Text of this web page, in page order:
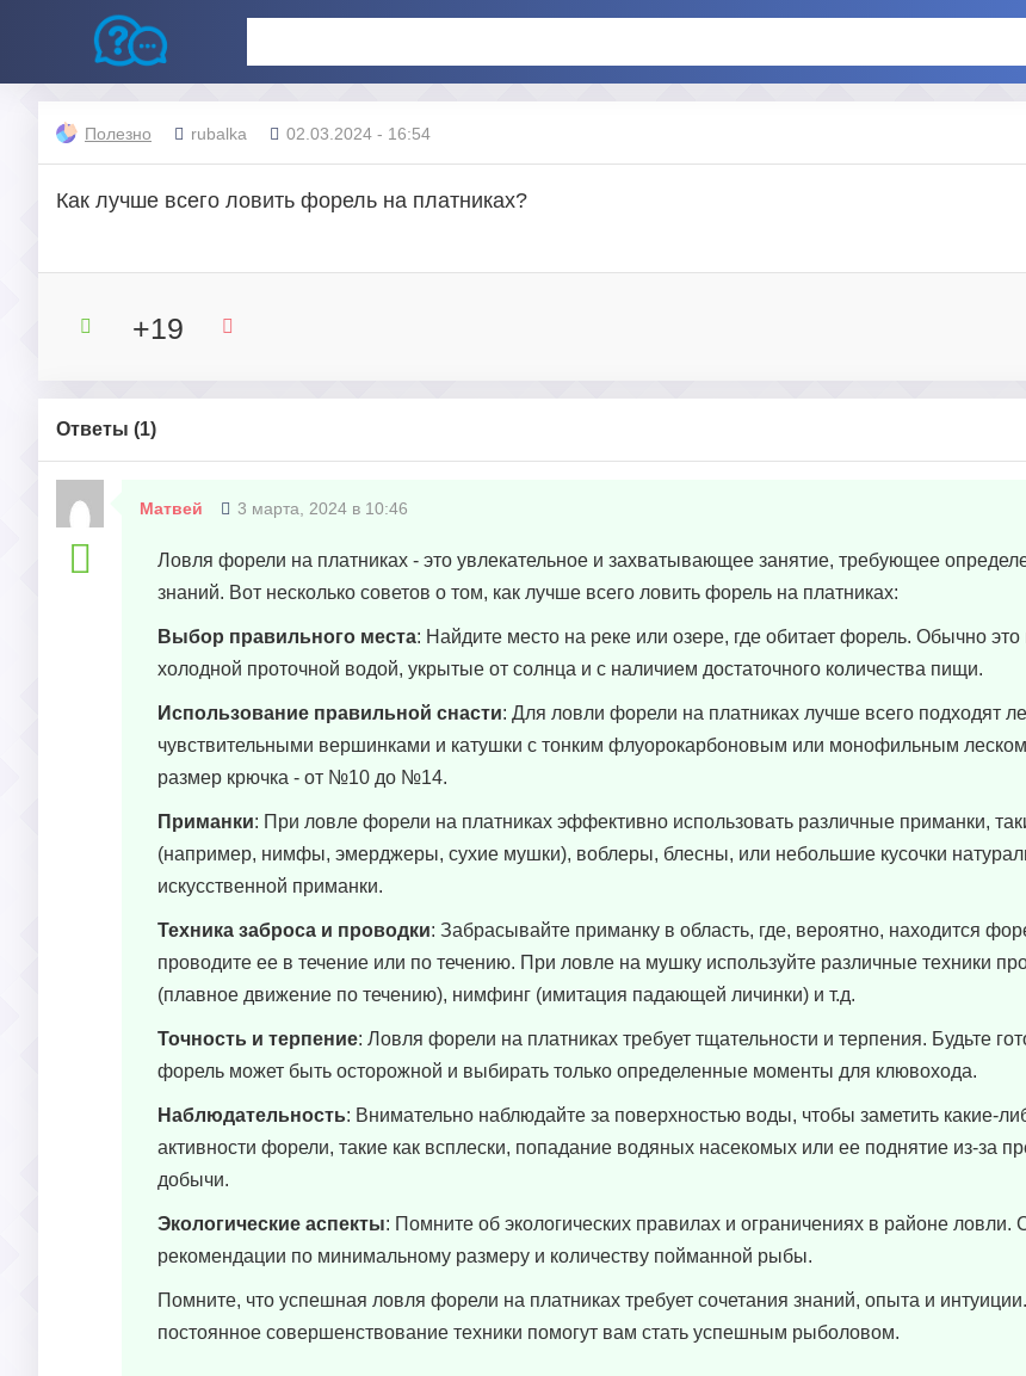
Полезно rubalka 02.03.2024 - 16:54
Как лучше всего ловить форель на платниках?
+19
Ответы (1)
Матвей 3 марта, 2024 в 10:46
Ловля форели на платниках - это увлекательное и захватывающее занятие, требующее
знаний. Вот несколько советов о том, как лучше всего ловить форель на платниках:
Выбор правильного места: Найдите место на реке или озере, где обитает форель. Обычно это
холодной проточной водой, укрытые от солнца и с наличием достаточного количества пищи.
Использование правильной снасти: Для ловли форели на платниках лучше всего подходят
чувствительными вершинками и катушки с тонким флуорокарбоновым или монофильным
размер крючка - от №10 до №14.
Приманки: При ловле форели на платниках эффективно использовать различные приманки,
(например, нимфы, эмерджеры, сухие мушки), воблеры, блесны, или небольшие кусочки
искусственной приманки.
Техника заброса и проводки: Забрасывайте приманку в область, где, вероятно, находится
проводите ее в течение или по течению. При ловле на мушку используйте различные техники
(плавное движение по течению), нимфинг (имитация падающей личинки) и т.д.
Точность и терпение: Ловля форели на платниках требует тщательности и терпения. Будьте
форель может быть осторожной и выбирать только определенные моменты для клювохода.
Наблюдательность: Внимательно наблюдайте за поверхностью воды, чтобы заметить какие-
активности форели, такие как всплески, попадание водяных насекомых или ее поднятие из-за
добычи.
Экологические аспекты: Помните об экологических правилах и ограничениях в районе ловли.
рекомендации по минимальному размеру и количеству пойманной рыбы.
Помните, что успешная ловля форели на платниках требует сочетания знаний, опыта и
постоянное совершенствование техники помогут вам стать успешным рыболовом.